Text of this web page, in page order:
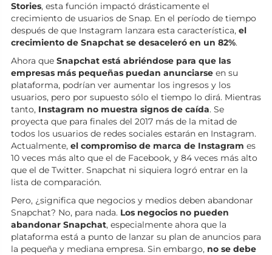
Stories, esta función impactó drásticamente el
crecimiento de usuarios de Snap. En el período de tiempo
después de que Instagram lanzara esta característica, el
crecimiento de Snapchat se desaceleró en un 82%.
Ahora que Snapchat está abriéndose para que las
empresas más pequeñas puedan anunciarse en su
plataforma, podrían ver aumentar los ingresos y los
usuarios, pero por supuesto sólo el tiempo lo dirá. Mientras
tanto, Instagram no muestra signos de caída. Se
proyecta que para finales del 2017 más de la mitad de
todos los usuarios de redes sociales estarán en Instagram.
Actualmente, el compromiso de marca de Instagram es
10 veces más alto que el de Facebook, y 84 veces más alto
que el de Twitter. Snapchat ni siquiera logró entrar en la
lista de comparación.
Pero, ¿significa que negocios y medios deben abandonar
Snapchat? No, para nada. Los negocios no pueden
abandonar Snapchat, especialmente ahora que la
plataforma está a punto de lanzar su plan de anuncios para
la pequeña y mediana empresa. Sin embargo, no se debe